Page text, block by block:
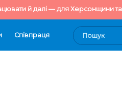
й далі — для Херсонщини та
Cпівпраця